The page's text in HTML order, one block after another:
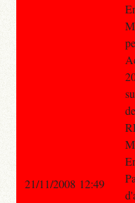
21/11/2008 12:49